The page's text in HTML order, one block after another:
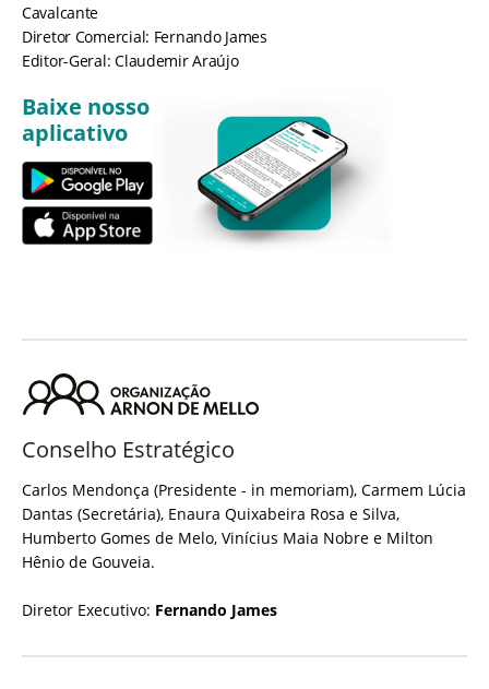
Cavalcante
Diretor Comercial: Fernando James
Editor-Geral: Claudemir Araújo
Baixe nosso
aplicativo
Conselho Estratégico
Carlos Mendonça (Presidente - in memoriam), Carmem Lúcia
Dantas (Secretária), Enaura Quixabeira Rosa e Silva,
Humberto Gomes de Melo, Vinícius Maia Nobre e Milton
Hênio de Gouveia.
Diretor Executivo: Fernando James